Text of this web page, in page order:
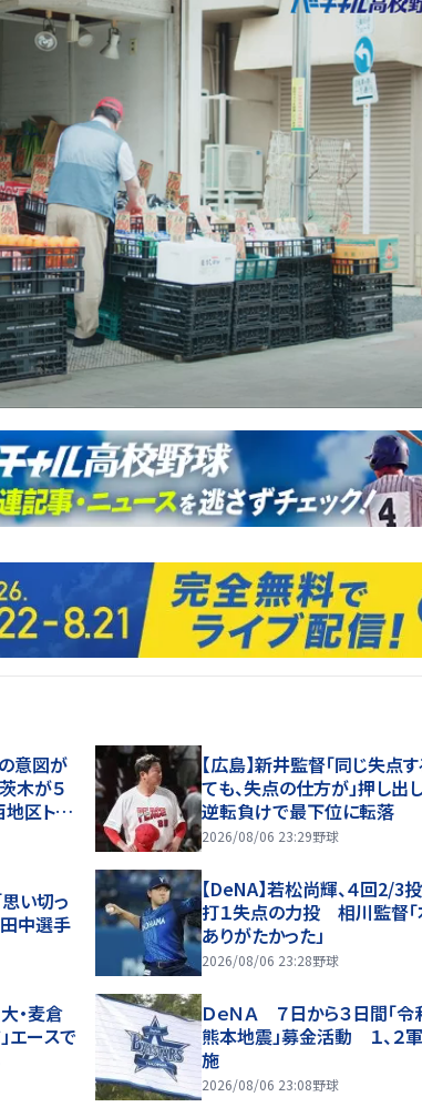
意図が
木が５
区トッ
【広島】新井監督「同じ失点
ても、失点の仕方が」押し出
逆転負けで最下位に転落
2026/08/06 23:29野球
い切っ
中選手
【DeNA】若松尚輝、４回2/3
打１失点の力投 相川監督
ありがたかった」
2026/08/06 23:28野球
・麦倉
エースで
ＤｅＮＡ ７日から３日間「令
熊本地震」募金活動 １、２
施
2026/08/06 23:08野球